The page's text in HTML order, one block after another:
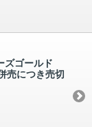
ズゴールド
売につき売切